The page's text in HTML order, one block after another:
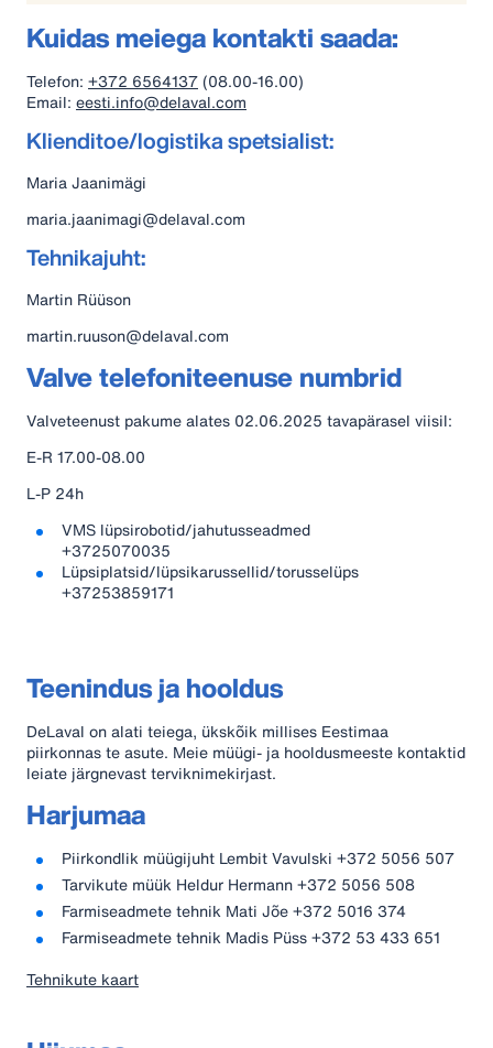
Kuidas meiega kontakti saada:
Telefon: +372 6564137 (08.00-16.00)
Email: eesti.info@delaval.com
Klienditoe/logistika spetsialist:
Maria Jaanimägi
maria.jaanimagi@delaval.com
Tehnikajuht:
Martin Rüüson
martin.ruuson@delaval.com
Valve telefoniteenuse numbrid
Valveteenust pakume alates 02.06.2025 tavapärasel viisil:
E-R 17.00-08.00
L-P 24h
VMS lüpsirobotid/jahutusseadmed
+3725070035
Lüpsiplatsid/lüpsikarussellid/torusselüps
+37253859171
Teenindus ja hooldus
DeLaval on alati teiega, ükskõik millises Eestimaa
piirkonnas te asute. Meie müügi- ja hooldusmeeste kontaktid
leiate järgnevast terviknimekirjast.
Harjumaa
Piirkondlik müügijuht Lembit Vavulski +372 5056 507
Tarvikute müük Heldur Hermann +372 5056 508
Farmiseadmete tehnik Mati Jõe +372 5016 374
Farmiseadmete tehnik Madis Püss +372 53 433 651
Tehnikute kaart